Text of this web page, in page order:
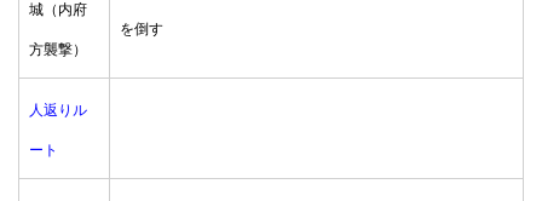
城（内府
方襲撃）
を倒す
人返りル
ート